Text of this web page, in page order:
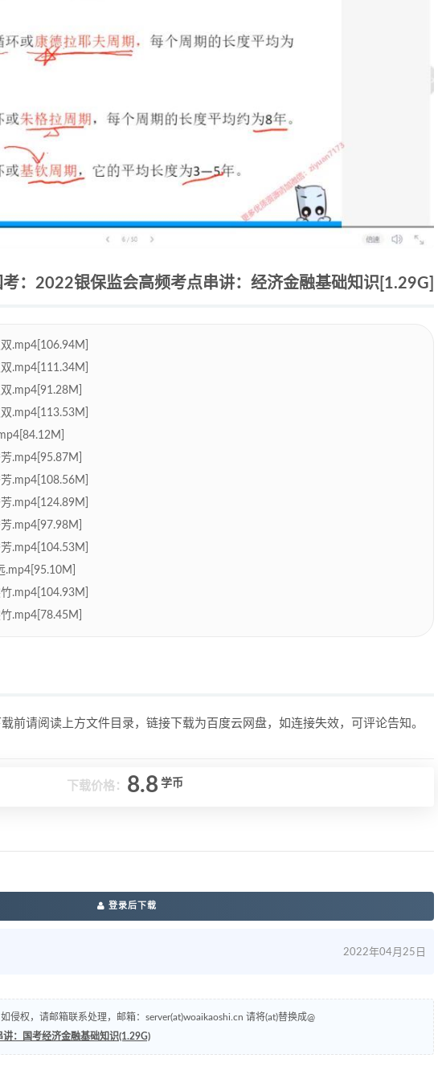
：2022银保监会高频考点串讲：经济金融基础知识[1.29G]
.mp4[106.94M]
.mp4[111.34M]
.mp4[91.28M]
.mp4[113.53M]
.mp4[95.87M]
.mp4[108.56M]
.mp4[124.89M]
.mp4[97.98M]
.mp4[104.53M]
.mp4[104.93M]
.mp4[78.45M]
前请阅读上方文件目录，链接下载为百度云网盘，如连接失效，可评论告知。
下载价格： 8.8 学币
登录后下载
2022年04月25日
侵权，请邮箱联系处理，邮箱：server(at)woaikaoshi.cn 请将(at)替换成@
：国考经济金融基础知识(1.29G)